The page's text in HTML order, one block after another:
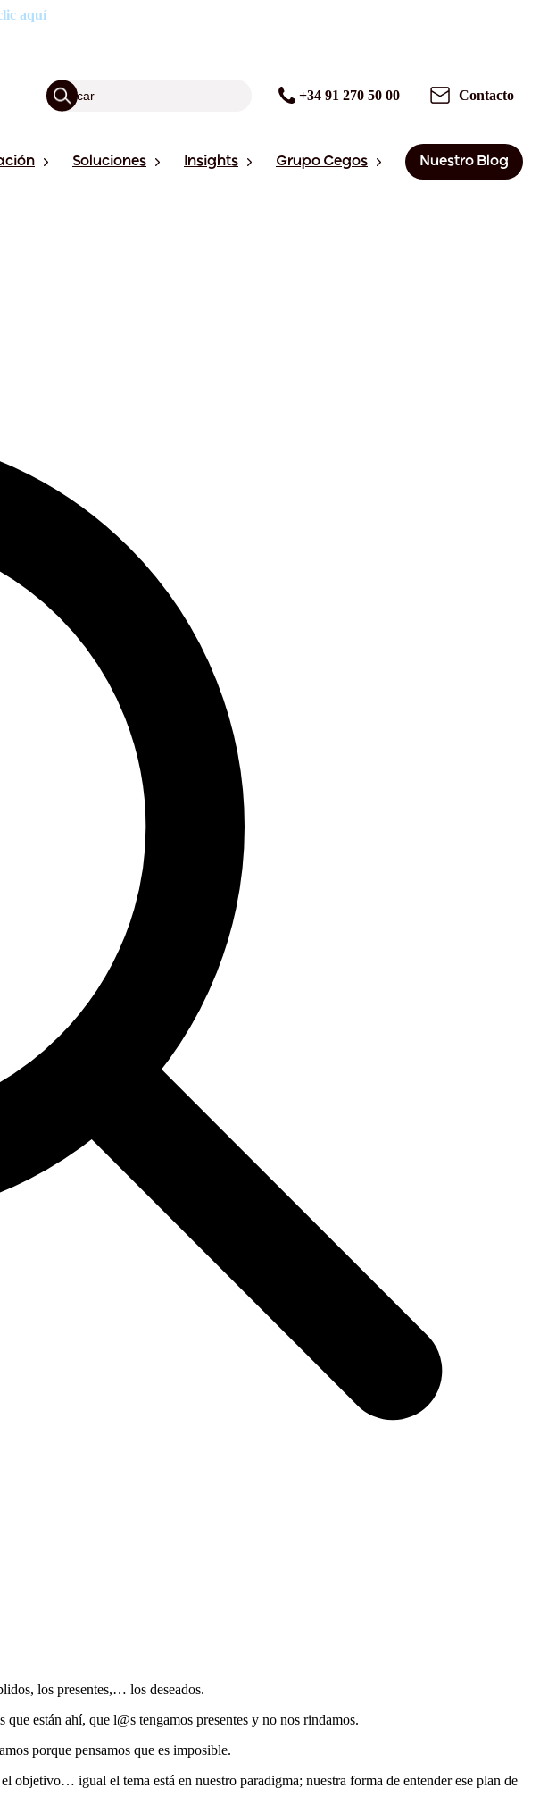
aquí
+34 91 270 50 00 Contacto
Soluciones Insights Grupo Cegos Nuestro Blog
los presentes,… los deseados.
están ahí, que l@s tengamos presentes y no nos rindamos.
porque pensamos que es imposible.
objetivo… igual el tema está en nuestro paradigma; nuestra forma de entender ese plan de